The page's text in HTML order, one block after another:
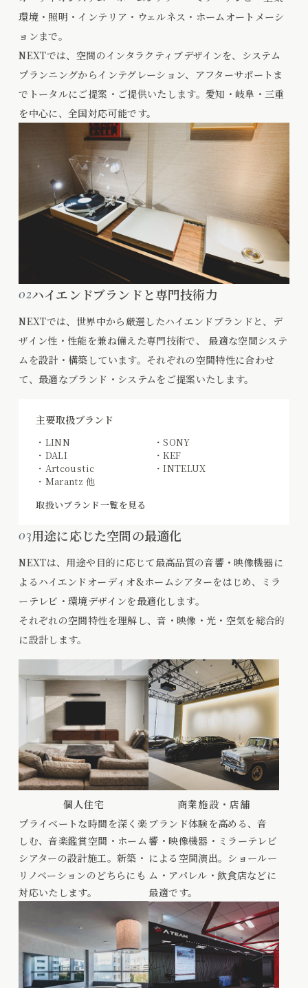
環境・照明・インテリア・ウェルネス・ホームオートメーシ
ョンまで。
NEXTでは、空間のインタラクティブデザインを、システム
プランニングからインテグレーション、アフターサポートま
でトータルにご提案・ご提供いたします。愛知・岐阜・三重
を中心に、全国対応可能です。
02ハイエンドブランドと専門技術力
NEXTでは、世界中から厳選したハイエンドブランドと、デ
ザイン性・性能を兼ね備えた専門技術で、 最適な空間システ
ムを設計・構築しています。それぞれの空間特性に合わせ
て、最適なブランド・システムをご提案いたします。
主要取扱ブランド
・LINN
・SONY
・DALI
・KEF
・Artcoustic
・INTELUX
・Marantz 他
取扱いブランド一覧を見る
03用途に応じた空間の最適化
NEXTは、用途や目的に応じて最高品質の音響・映像機器に
よるハイエンドオーディオ&ホームシアターをはじめ、ミラ
ーテレビ・環境デザインを最適化します。
それぞれの空間特性を理解し、音・映像・光・空気を総合的
に設計します。
個人住宅
プライベートな時間を深く楽
しむ、音楽鑑賞空間・ホーム
シアターの設計施工。新築・
リノベーションのどちらにも
対応いたします。
商業施設・店舗
ブランド体験を高める、音
響・映像機器・ミラーテレビ
による空間演出。ショールー
ム・アパレル・飲食店などに
最適です。